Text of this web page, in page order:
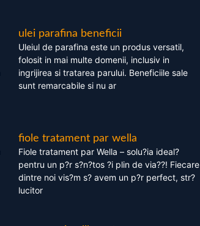
ulei parafina beneficii
Uleiul de parafina este un produs versatil,
folosit in mai multe domenii, inclusiv in
ingrijirea si tratarea parului. Beneficiile sale
sunt remarcabile si nu ar
fiole tratament par wella
Fiole tratament par Wella – solu?ia ideal?
pentru un p?r s?n?tos ?i plin de via??! Fiecare
dintre noi vis?m s? avem un p?r perfect, str?
lucitor